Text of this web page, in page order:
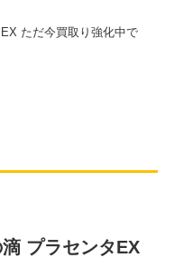
ただ今買取り強化中で
プラセンタEX